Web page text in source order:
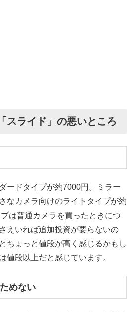
スライド」の悪いところ
ードタイプが約7000円。ミラー
なカメラ向けのライトタイプが約
は普通カメラを買ったときにつ
えいれば追加投資が要らないの
ちょっと値段が高く感じるかもし
値段以上だと感じています。
めない